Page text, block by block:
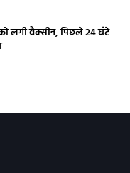
लगी वैक्सीन, पिछले 24 घंटे